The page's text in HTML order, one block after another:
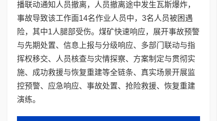
播联动通知人员撤离，人员撤离途中发生瓦斯爆炸，
事故导致该工作面14名作业人员中，3名人员被困遇
险，其中1人腿部受伤。煤矿快速响应，展开事故预警
与先期处置、信息上报与分级响应、多部门联动与指
挥权移交、人员核查与灾情探察、方案制定与贯彻实
施、成功救援与恢复重建等全链条、真实场景开展监
控预警、应急响应、事故处置、抢险救援、恢复重建
演练。